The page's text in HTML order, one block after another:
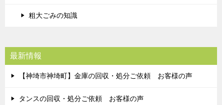
粗大ごみの知識
最新情報
【神埼市神埼町】金庫の回収・処分ご依頼 お客様の声
タンスの回収・処分ご依頼 お客様の声